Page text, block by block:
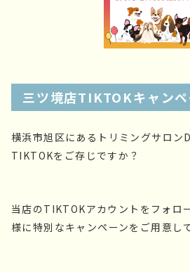
三ツ境店TIKTOKキャンペ
横浜市旭区にあるトリミングサロ
TIKTOKをご存じですか？
当店のTIKTOKアカウントをフォロ
様に特別なキャンペーンをご用意し